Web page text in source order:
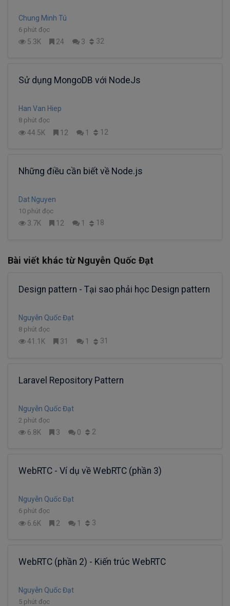
Chung Minh Tú
6 phút đọc
5.3K 24 3 32
Sử dụng MongoDB với NodeJs
Han Van Hiep
8 phút đọc
44.5K 12 1 12
Những điều cần biết về Node.js
Dat Nguyen
10 phút đọc
3.7K 12 1 18
Bài viết khác từ Nguyễn Quốc Đạt
Design pattern - Tại sao phải học Design pattern
Nguyễn Quốc Đạt
8 phút đọc
41.1K 31 1 31
Laravel Repository Pattern
Nguyễn Quốc Đạt
2 phút đọc
6.8K 3 0 2
WebRTC - Ví dụ về WebRTC (phần 3)
Nguyễn Quốc Đạt
6 phút đọc
6.6K 2 1 3
WebRTC (phần 2) - Kiến trúc WebRTC
Nguyễn Quốc Đạt
5 phút đọc